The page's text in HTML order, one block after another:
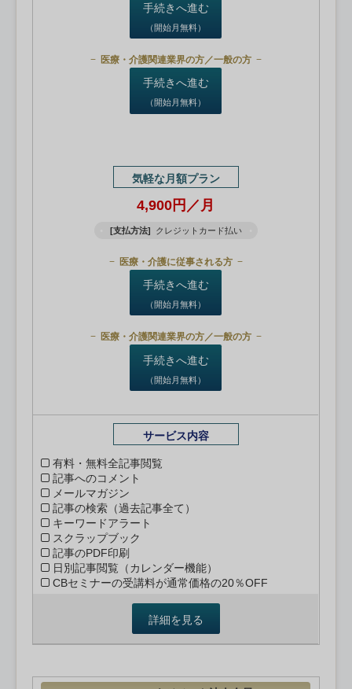
手続きへ進む
（開始月無料）
医療・介護関連業界の方／一般の方
手続きへ進む
（開始月無料）
気軽な月額プラン
4,900円／月
[支払方法] クレジットカード払い
医療・介護に従事される方
手続きへ進む
（開始月無料）
医療・介護関連業界の方／一般の方
手続きへ進む
（開始月無料）
サービス内容
有料・無料全記事閲覧
記事へのコメント
メールマガジン
記事の検索（過去記事全て）
キーワードアラート
スクラップブック
記事のPDF印刷
日別記事閲覧（カレンダー機能）
CBセミナーの受講料が通常価格の20％OFF
詳細を見る